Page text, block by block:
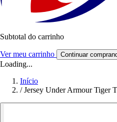
Subtotal do carrinho
Ver meu carrinho Continuar
Loading...
Início
/ Jersey Under Armour Tiger